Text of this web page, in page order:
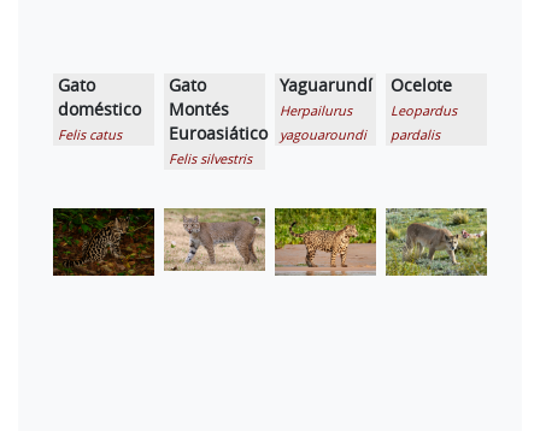
Gato
doméstico
Felis catus
Gato
Montés
Euroasiático
Felis silvestris
Yaguarundí
Herpailurus
yagouaroundi
Ocelote
Leopardus
pardalis